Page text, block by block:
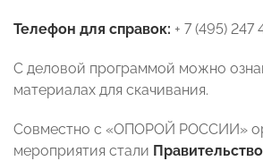
Телефон для справок: + 7 (495) 247
С деловой программой можно
материалах для скачивания.
Совместно с «ОПОРОЙ РОССИИ»
мероприятия стали Правительство